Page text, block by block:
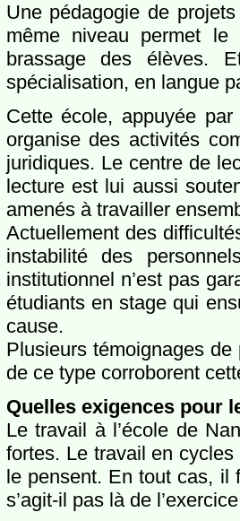
Une pédagogie de
même niveau permet le
brassage des élèves.
spécialisation, en langue
Cette école, appuyée
organise des activités
juridiques. Le centre de
lecture est lui aussi
amenés à travailler
Actuellement des
instabilité des
institutionnel n’est pas
étudiants en stage qui
cause.
Plusieurs témoignages
de ce type corroborent
Quelles exigences pour
Le travail à l’école de
fortes. Le travail en
le pensent. En tout cas, il
s’agit-il pas là de